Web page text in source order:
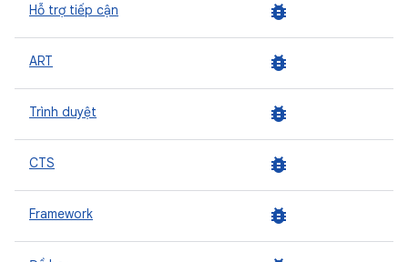
Hỗ trợ tiếp cận bug_report
ART bug_report
Trình duyệt bug_report
CTS bug_report
Framework bug_report